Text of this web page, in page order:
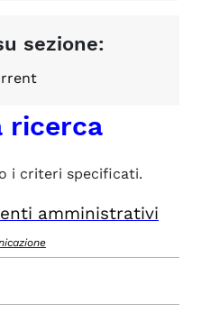
sezione:
ricerca
i criteri specificati.
amministrativi